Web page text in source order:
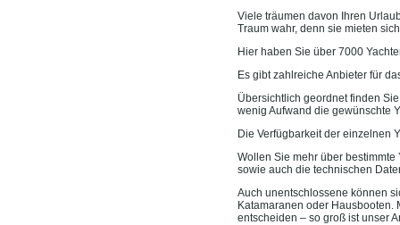
Viele träumen davon Ihren
Traum wahr, denn sie mieten
Hier haben Sie über 7000
Es gibt zahlreiche Anbieter für
Übersichtlich geordnet finden
wenig Aufwand die gewünschte
Die Verfügbarkeit der einzelnen
Wollen Sie mehr über
sowie auch die technischen
Auch unentschlossene können
Katamaranen oder Hausbooten.
entscheiden – so groß ist unser